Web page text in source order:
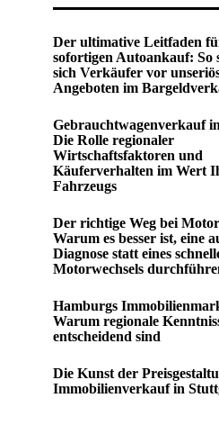
Der ultimative Leitfaden
sofortigen Autoankauf: So
sich Verkäufer vor
Angeboten im
Gebrauchtwagenverkauf
Die Rolle regionaler
Wirtschaftsfaktoren und
Käuferverhalten im Wert
Fahrzeugs
Der richtige Weg bei
Warum es besser ist, eine
Diagnose statt eines
Motorwechsels
Hamburgs
Warum regionale
entscheidend sind
Die Kunst der
Immobilienverkauf in